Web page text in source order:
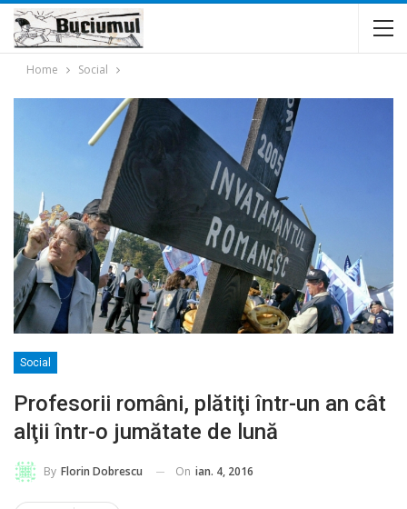
Home Social
Social
Profesorii români, plătiţi într-un an cât
alţii într-o jumătate de lună
By Florin Dobrescu On ian. 4, 2016